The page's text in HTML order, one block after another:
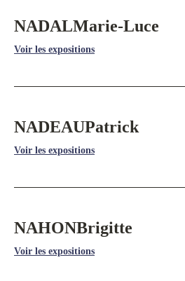
NADALMarie-Luce
Voir les expositions
NADEAUPatrick
Voir les expositions
NAHONBrigitte
Voir les expositions